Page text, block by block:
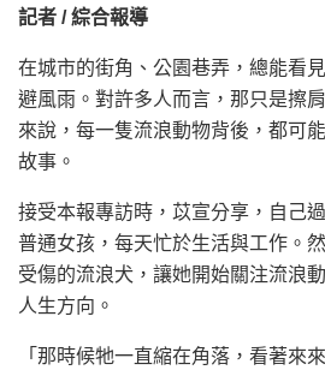
記者 / 綜合報導
在城市的街角、公園巷弄，總能看
避風雨。對許多人而言，那只是擦
來說，每一隻流浪動物背後，都可
故事。
接受本報專訪時，苡宣分享，自己
普通女孩，每天忙於生活與工作。
受傷的流浪犬，讓她開始關注流浪
人生方向。
「那時候牠一直縮在角落，看著來